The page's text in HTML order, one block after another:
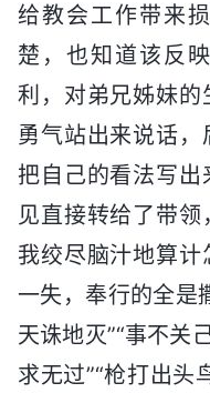
给教会工作带来
楚，也知道该反
利，对弟兄姊妹的
勇气站出来说话
把自己的看法写出
见直接转给了带领
我绞尽脑汁地算
一失，奉行的全是
天诛地灭”“事不关
求无过”“枪打出头